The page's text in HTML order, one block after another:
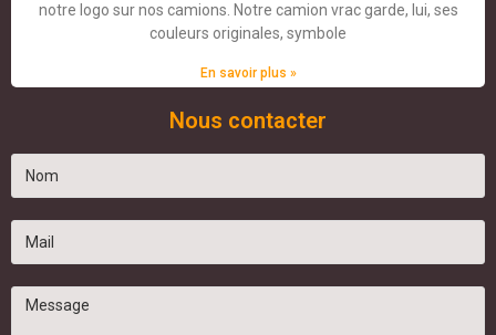
notre logo sur nos camions. Notre camion vrac garde, lui, ses
couleurs originales, symbole
En savoir plus »
Nous contacter